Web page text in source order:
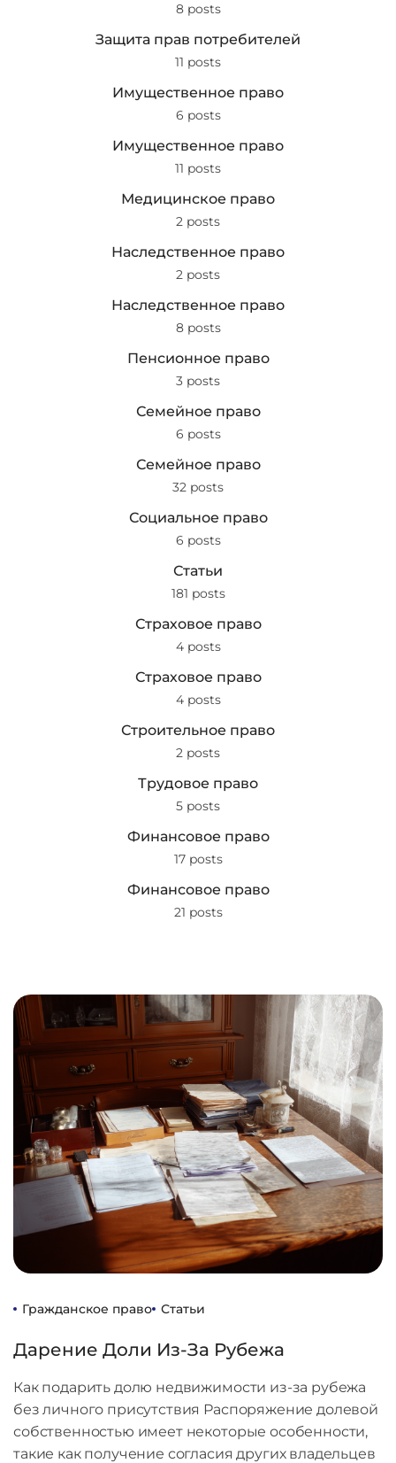
8 posts
Защита прав потребителей
11 posts
Имущественное право
6 posts
Имущественное право
11 posts
Медицинское право
2 posts
Наследственное право
2 posts
Наследственное право
8 posts
Пенсионное право
3 posts
Семейное право
6 posts
Семейное право
32 posts
Социальное право
6 posts
Статьи
181 posts
Страховое право
4 posts
Страховое право
4 posts
Строительное право
2 posts
Трудовое право
5 posts
Финансовое право
17 posts
Финансовое право
21 posts
Гражданское право Статьи
Дарение Доли Из-За Рубежа
Как подарить долю недвижимости из-за рубежа
без личного присутствия Распоряжение долевой
собственностью имеет некоторые особенности,
такие как получение согласия других владельцев